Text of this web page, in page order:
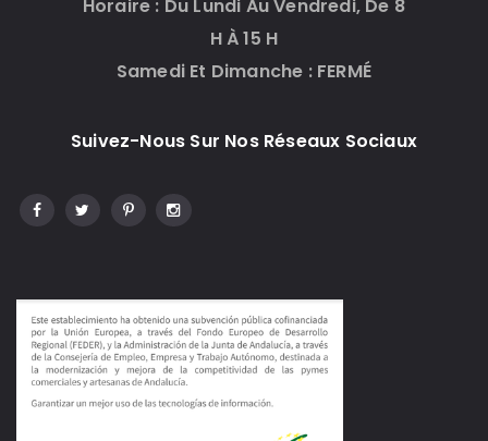
Horaire : Du Lundi Au Vendredi, De 8
H À 15 H
Samedi Et Dimanche : FERMÉ
Suivez-Nous Sur Nos Réseaux Sociaux